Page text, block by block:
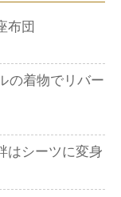
布団
着物でリバー
シーツに変身